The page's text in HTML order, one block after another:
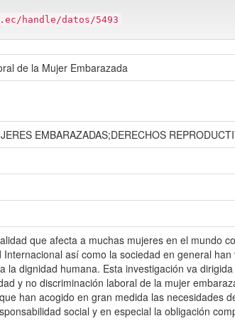
handle/datos/5493
de la Mujer Embarazada
EMBARAZADAS;DERECHOS
que afecta a muchas mujeres en el mundo
así como la sociedad en general
dignidad humana. Esta investigación va
y no discriminación laboral de la mujer
han acogido en gran medida las necesidades
social y en especial la obligación